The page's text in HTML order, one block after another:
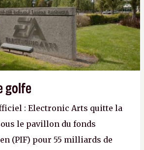
golfe
: Electronic Arts quitte la
le pavillon du fonds
(PIF) pour 55 milliards de